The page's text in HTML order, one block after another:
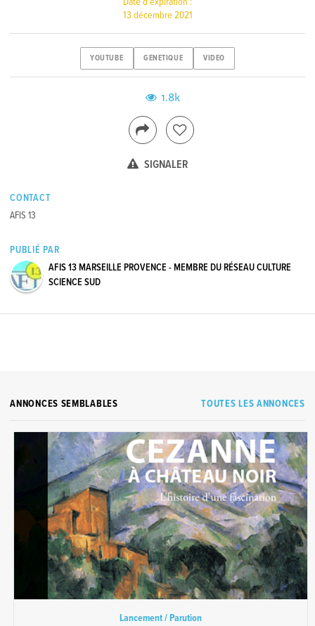
13 décembre 2021
YOUTUBE GENETIQUE VIDEO
1.8k
SIGNALER
CONTACT
AFIS 13
PUBLIÉ PAR
AFIS 13 MARSEILLE PROVENCE - MEMBRE DU RÉSEAU CULTURE
SCIENCE SUD
TOUTES LES ANNONCES
ANNONCES SEMBLABLES
Lancement / Parution